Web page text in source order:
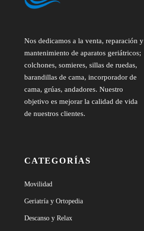
Nos dedicamos a la venta, reparación y
mantenimiento de aparatos geriátricos;
colchones, somieres, sillas de ruedas,
barandillas de cama, incorporador de
cama, grúas, andadores. Nuestro
objetivo es mejorar la calidad de vida
de nuestros clientes.
CATEGORÍAS
Movilidad
Geriatría y Ortopedia
Descanso y Relax